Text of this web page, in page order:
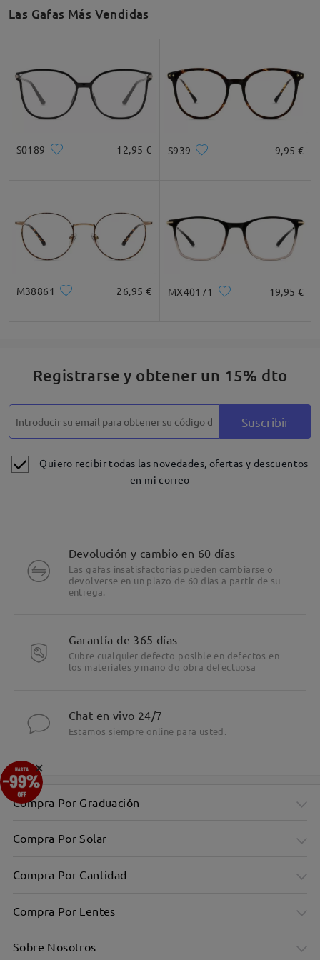
Las Gafas Más Vendidas
S0189 12,95 € S939 9,95 €
M38861 26,95 € MX40171 19,95 €
Registrarse y obtener un 15% dto
Suscribir
Quiero recibir todas las novedades, ofertas y descuentos
en mi correo
Devolución y cambio en 60 días
Las gafas insatisfactorias pueden cambiarse o
devolverse en un plazo de 60 días a partir de su
entrega.
Garantía de 365 días
Cubre cualquier defecto posible en defectos en
los materiales y mano do obra defectuosa
Chat en vivo 24/7
Estamos siempre online para usted.
Compra Por Graduación
Compra Por Solar
Compra Por Cantidad
Compra Por Lentes
Sobre Nosotros
×